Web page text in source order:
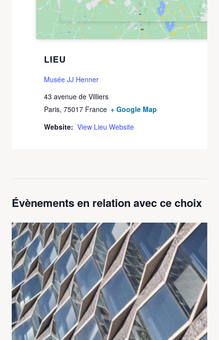
LIEU
Musée JJ Henner
43 avenue de Villiers
Paris, 75017 France + Google Map
Website: View Lieu Website
Évènements en relation avec ce choix